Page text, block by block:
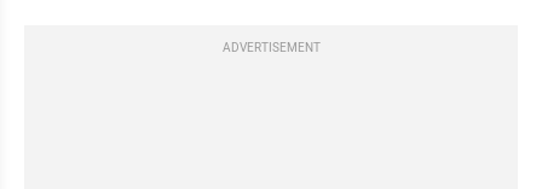
ADVERTISEMENT